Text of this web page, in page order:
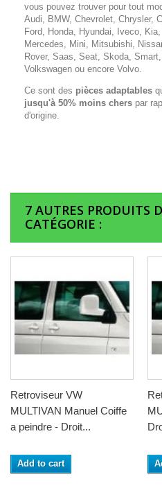
vous pouvez trouver pour tout
Audi, BMW, Chevrolet, Chrysler,
Ford, Honda, Hyundai, Iveco,
Mercedes, Mini, Mitsubishi,
Rover, Saas, Seat, Skoda,
Volkswagen ou encore Volvo.
Ce sont des pièces adaptables
jusqu'à 50% moins chers par
d'origine.
7 AUTRES PRODUITS
CATÉGORIE :
Retroviseur VW
MULTIVAN Manuel Coiffe
a peindre - Droit...
Add to cart